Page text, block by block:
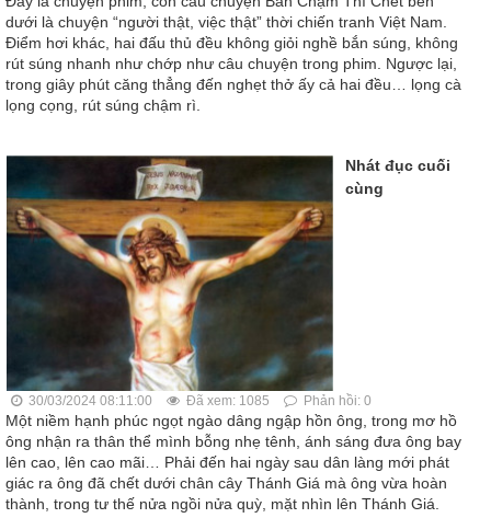
dưới là chuyện “người thật, việc thật” thời chiến tranh Việt Nam.
Điểm hơi khác, hai đấu thủ đều không giỏi nghề bắn súng, không
rút súng nhanh như chớp như câu chuyện trong phim. Ngược lại,
trong giây phút căng thẳng đến nghẹt thở ấy cả hai đều… lọng cà
lọng cọng, rút súng chậm rì.
Nhát đục cuối
cùng
30/03/2024 08:11:00 Đã xem: 1085 Phản hồi: 0
Một niềm hạnh phúc ngọt ngào dâng ngập hồn ông, trong mơ hồ
ông nhận ra thân thể mình bỗng nhẹ tênh, ánh sáng đưa ông bay
lên cao, lên cao mãi… Phải đến hai ngày sau dân làng mới phát
giác ra ông đã chết dưới chân cây Thánh Giá mà ông vừa hoàn
thành, trong tư thế nửa ngồi nửa quỳ, mặt nhìn lên Thánh Giá.